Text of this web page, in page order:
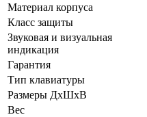
Материал корпуса
Класс защиты
Звуковая и визуальная
индикация
Гарантия
Тип клавиатуры
Размеры ДхШхВ
Вес